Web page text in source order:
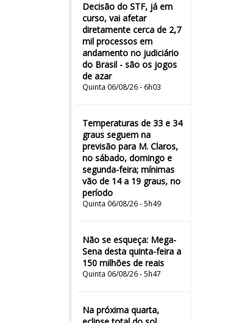
Decisão do STF, já em
curso, vai afetar
diretamente cerca de 2,7
mil processos em
andamento no judiciário
do Brasil - são os jogos
de azar
Quinta 06/08/26 - 6h03
Temperaturas de 33 e 34
graus seguem na
previsão para M. Claros,
no sábado, domingo e
segunda-feira; mínimas
vão de 14 a 19 graus, no
período
Quinta 06/08/26 - 5h49
Não se esqueça: Mega-
Sena desta quinta-feira a
150 milhões de reais
Quinta 06/08/26 - 5h47
Na próxima quarta,